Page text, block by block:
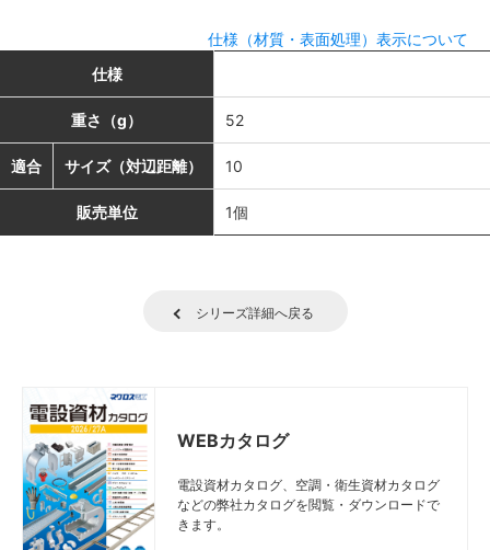
仕様（材質・表面処理）表示について
仕様
重さ（g） 52
適合 サイズ（対辺距離） 10
販売単位 1個
シリーズ詳細へ戻る
WEBカタログ
電設資材カタログ、空調・衛生資材カタログ
などの弊社カタログを閲覧・ダウンロードで
きます。